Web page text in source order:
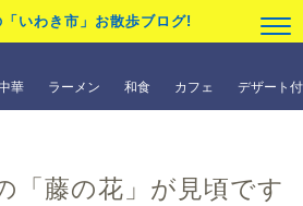
いわき市」お散歩ブログ!
華 ラーメン 和食 カフェ デザート
「藤の花」が見頃です